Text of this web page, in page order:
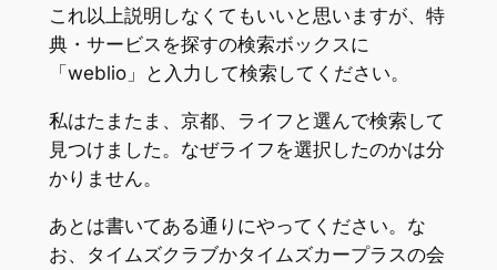
これ以上説明しなくてもいいと思いますが、特
典・サービスを探すの検索ボックスに
「weblio」と入力して検索してください。
私はたまたま、京都、ライフと選んで検索して
見つけました。なぜライフを選択したのかは分
かりません。
あとは書いてある通りにやってください。な
お、タイムズクラブかタイムズカープラスの会